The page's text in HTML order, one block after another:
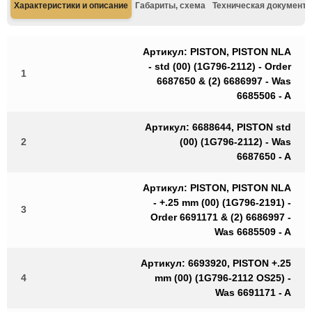
Характеристики и описание Габариты, схема Техническая
1
Артикул: PISTON, PISTON NLA
- std (00) (1G796-2112) - Order
6687650 & (2) 6686997 - Was
6685506 - A
2
Артикул: 6688644, PISTON std
(00) (1G796-2112) - Was
6687650 - A
3
Артикул: PISTON, PISTON NLA
- +.25 mm (00) (1G796-2191) -
Order 6691171 & (2) 6686997 -
Was 6685509 - A
4
Артикул: 6693920, PISTON +.25
mm (00) (1G796-2112 OS25) -
Was 6691171 - A